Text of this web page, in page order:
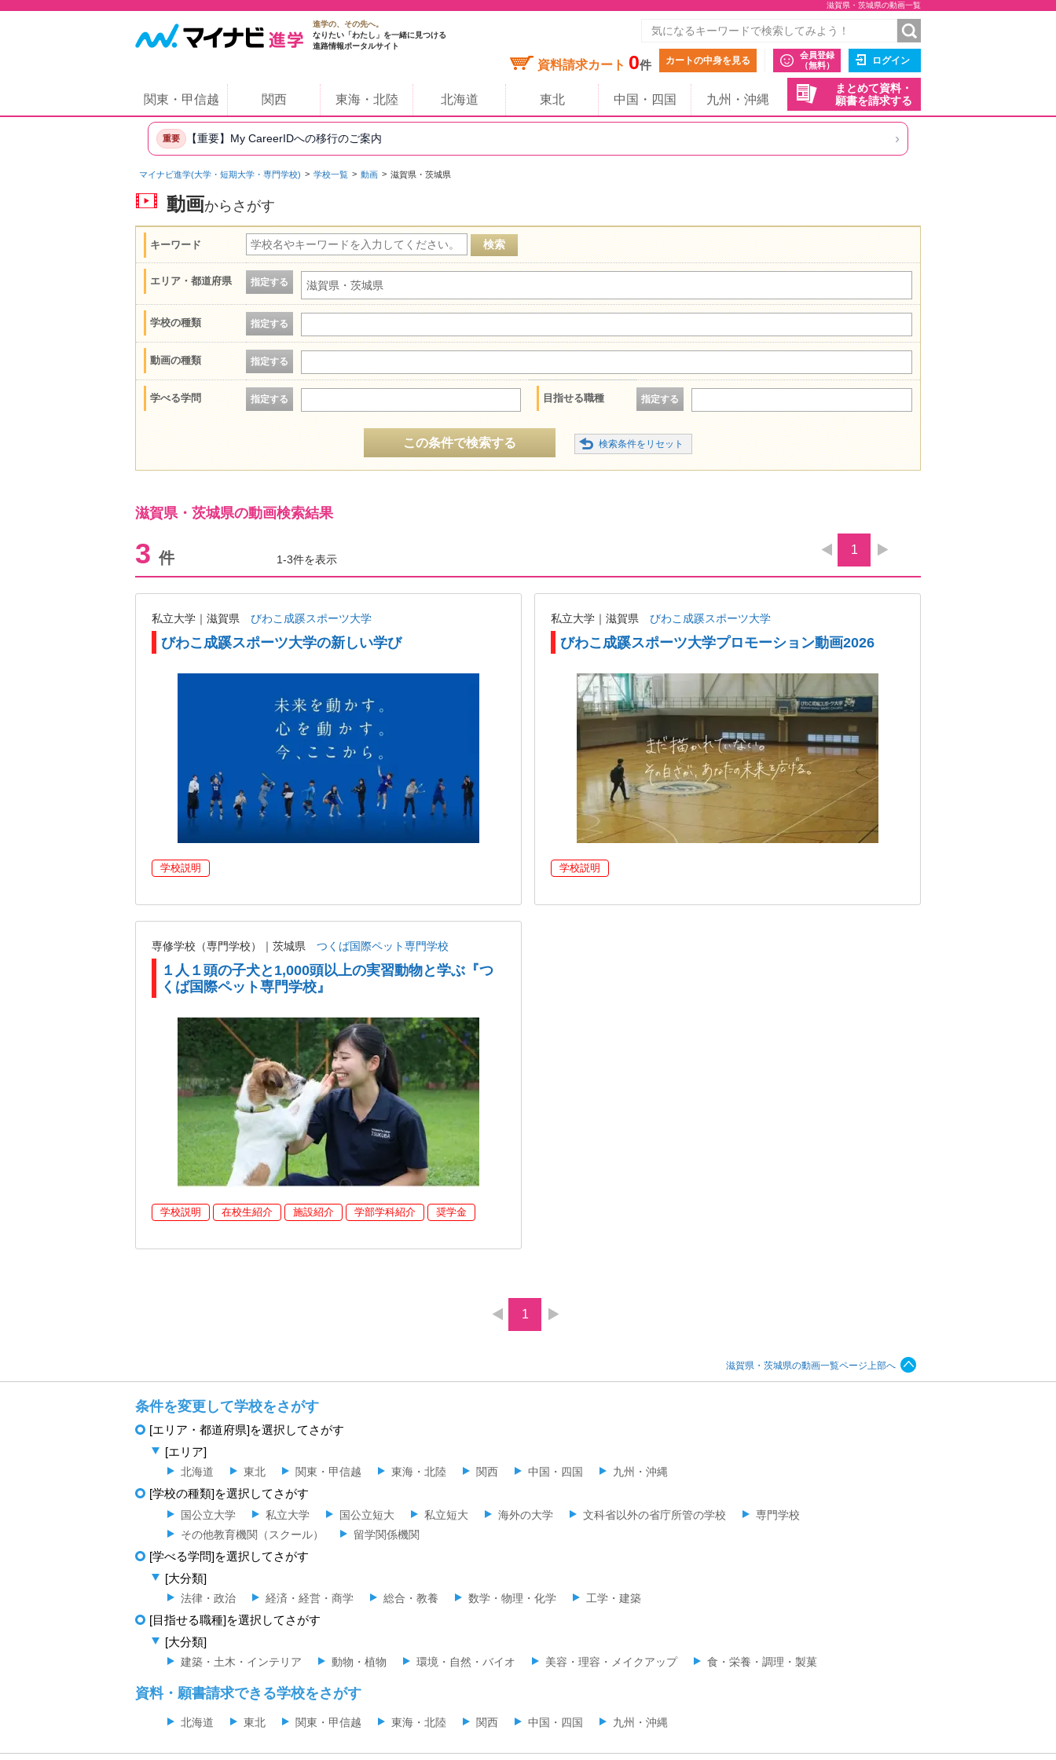
滋賀県・茨城県の動画一覧
進学の、その先へ。
なりたい「わたし」を一緒に見つける
進路情報ポータルサイト
資料請求カート 0件 カートの中身を見る
会員登録
（無料）
ログイン
まとめて資料・
願書を請求する
関東・甲信越 関西 東海・北陸 北海道 東北 中国・四国 九州・沖縄
重要 【重要】My CareerIDへの移行のご案内 ›
マイナビ進学(大学・短期大学・専門学校) 学校一覧 動画 滋賀県・茨城県
動画からさがす
キーワード
エリア・都道府県 指定する 滋賀県・茨城県
学校の種類 指定する
動画の種類 指定する
学べる学問 指定する 目指せる職種 指定する
この条件で検索する
滋賀県・茨城県の動画検索結果
3 件 1-3件を表示
1
私立大学｜滋賀県 びわこ成蹊スポーツ大学
びわこ成蹊スポーツ大学の新しい学び
学校説明
私立大学｜滋賀県 びわこ成蹊スポーツ大学
びわこ成蹊スポーツ大学プロモーション動画2026
学校説明
専修学校（専門学校）｜茨城県 つくば国際ペット専門学校
１人１頭の子犬と1,000頭以上の実習動物と学ぶ『つ
くば国際ペット専門学校』
学校説明 在校生紹介 施設紹介 学部学科紹介 奨学金
1
滋賀県・茨城県の動画一覧ページ上部へ
条件を変更して学校をさがす
[エリア・都道府県]を選択してさがす
[エリア]
北海道 東北 関東・甲信越 東海・北陸 関西 中国・四国 九州・沖縄
[学校の種類]を選択してさがす
国公立大学 私立大学 国公立短大 私立短大 海外の大学 文科省以外の省庁所管の学校
専門学校
その他教育機関（スクール）
留学関係機関
[学べる学問]を選択してさがす
[大分類]
法律・政治 経済・経営・商学 総合・教養 数学・物理・化学 工学・建築
[目指せる職種]を選択してさがす
[大分類]
建築・土木・インテリア 動物・植物 環境・自然・バイオ 美容・理容・メイクアップ 食・栄養・調理・製菓
資料・願書請求できる学校をさがす
北海道 東北 関東・甲信越 東海・北陸 関西 中国・四国 九州・沖縄